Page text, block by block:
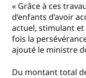
« Grâce à ces
d’enfants d’avoir
actuel, stimulant
fois la
ajouté le ministre
Du montant total